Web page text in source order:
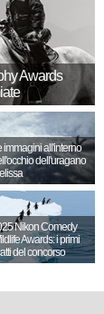
Awards
immagini all'interno
dell'uragano
Nikon Comedy
Awards: i primi
del concorso